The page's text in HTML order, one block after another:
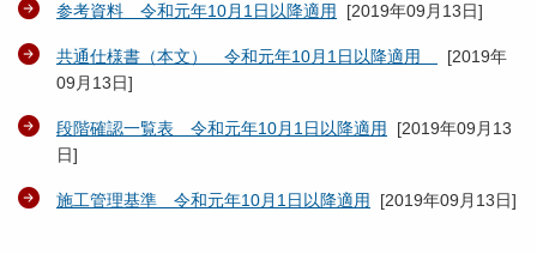
参考資料 令和元年10月1日以降適用 [2019年09月13日]
共通仕様書（本文） 令和元年10月1日以降適用 [2019年
09月13日]
段階確認一覧表 令和元年10月1日以降適用 [2019年09月13
日]
施工管理基準 令和元年10月1日以降適用 [2019年09月13日]